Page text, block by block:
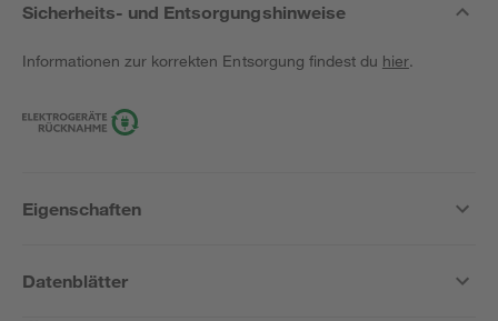
Sicherheits- und Entsorgungshinweise
Informationen zur korrekten Entsorgung findest du hier.
Eigenschaften
Datenblätter